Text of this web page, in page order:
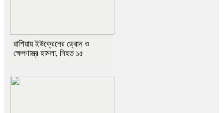
রাশিয়ায় ইউক্রেনের ড্রোন ও
ক্ষেপণাস্ত্র হামলা, নিহত ১৫